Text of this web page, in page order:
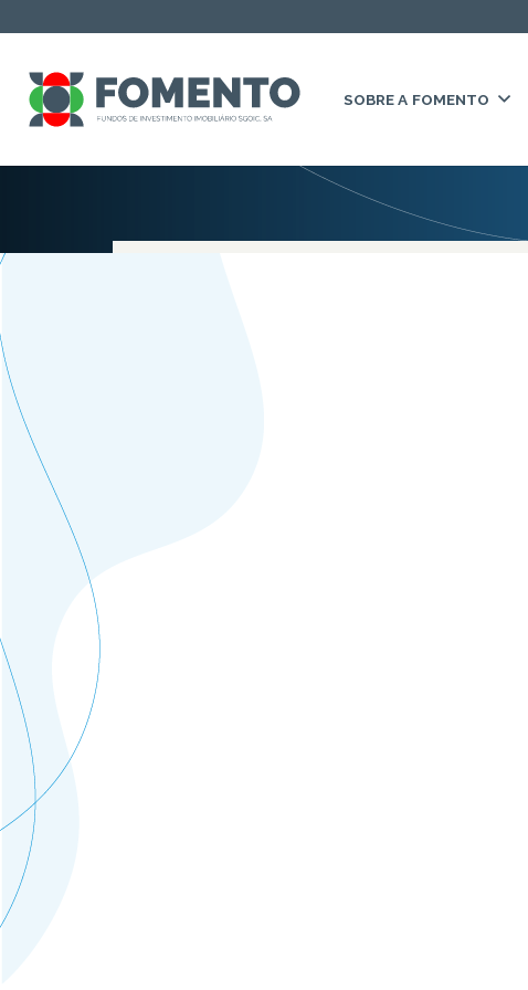
SOBRE A FOMENTO